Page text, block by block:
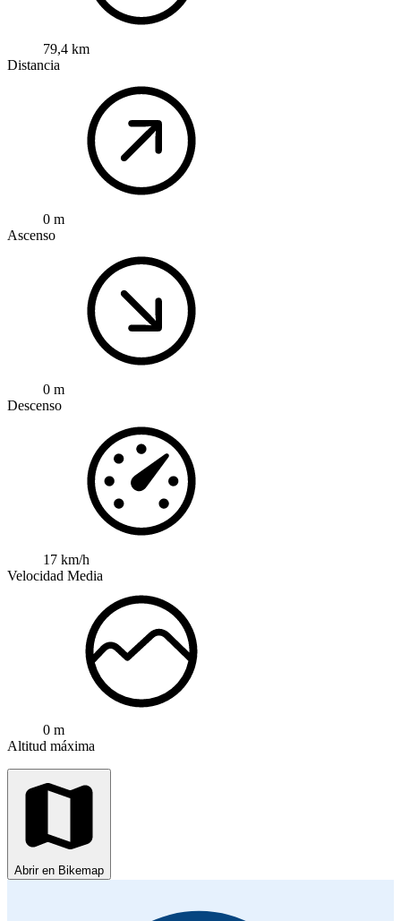
79,4 km
Distancia
0 m
Ascenso
0 m
Descenso
17 km/h
Velocidad Media
0 m
Altitud máxima
Abrir en Bikemap